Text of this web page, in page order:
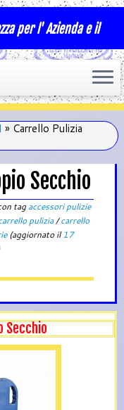
per l' Azienda e il
» Carrello Pulizia
Secchio
tagaccessori pulizie
pulizia/carrello
(aggiornato il17
Secchio